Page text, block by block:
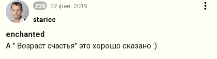
239 22 фев. 2019
staricc
enchanted
А " Возраст счастья" это хорошо сказано :)